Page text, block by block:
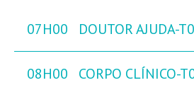
07H00 DOUTOR AJUDA-
08H00 CORPO CLÍNICO-